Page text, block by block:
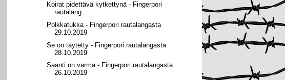
Koirat pidettävä kytkettynä - Fingerpori
rautalang...
Polkkatukka - Fingerpori rautalangasta
29.10.2019
Se on täytetty - Fingerpori rautalangasta
28.10.2019
Saanti on varma - Fingerpori rautalangasta
26.10.2019